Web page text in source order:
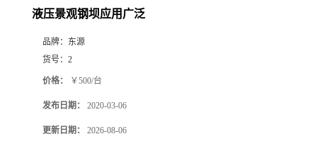
液压景观钢坝应用广泛
品牌： 东源
货号： 2
价格： ￥500/台
发布日期： 2020-03-06
更新日期： 2026-08-06